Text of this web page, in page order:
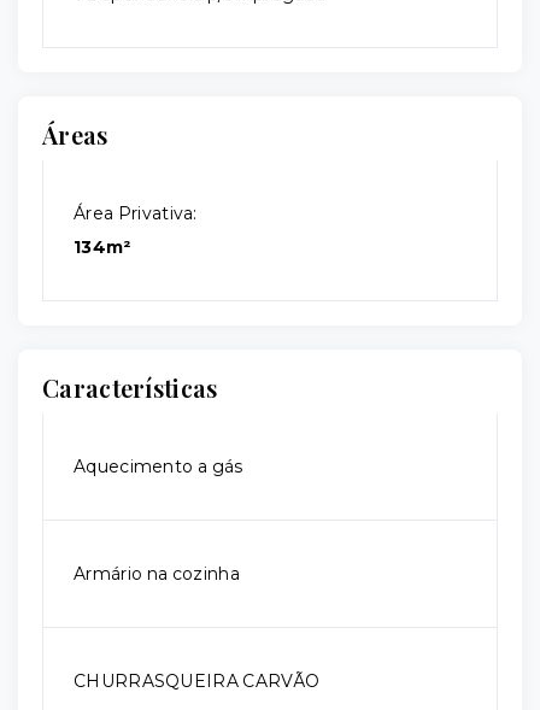
Áreas
Área Privativa:
134m²
Características
Aquecimento a gás
Armário na cozinha
CHURRASQUEIRA CARVÃO